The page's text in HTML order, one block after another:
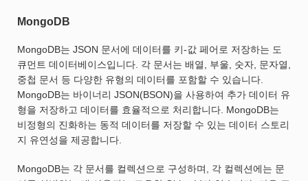
MongoDB
MongoDB는 JSON 문서에 데이터를 키-값 페어로 저장하는 도
큐먼트 데이터베이스입니다. 각 문서는 배열, 부울, 숫자, 문자열,
중첩 문서 등 다양한 유형의 데이터를 포함할 수 있습니다.
MongoDB는 바이너리 JSON(BSON)을 사용하여 추가 데이터 유
형을 저장하고 데이터를 효율적으로 처리합니다. MongoDB는
비정형의 진화하는 동적 데이터를 저장할 수 있는 데이터 스토리
지 유연성을 제공합니다.
MongoDB는 각 문서를 컬렉션으로 구성하며, 각 컬렉션에는 문